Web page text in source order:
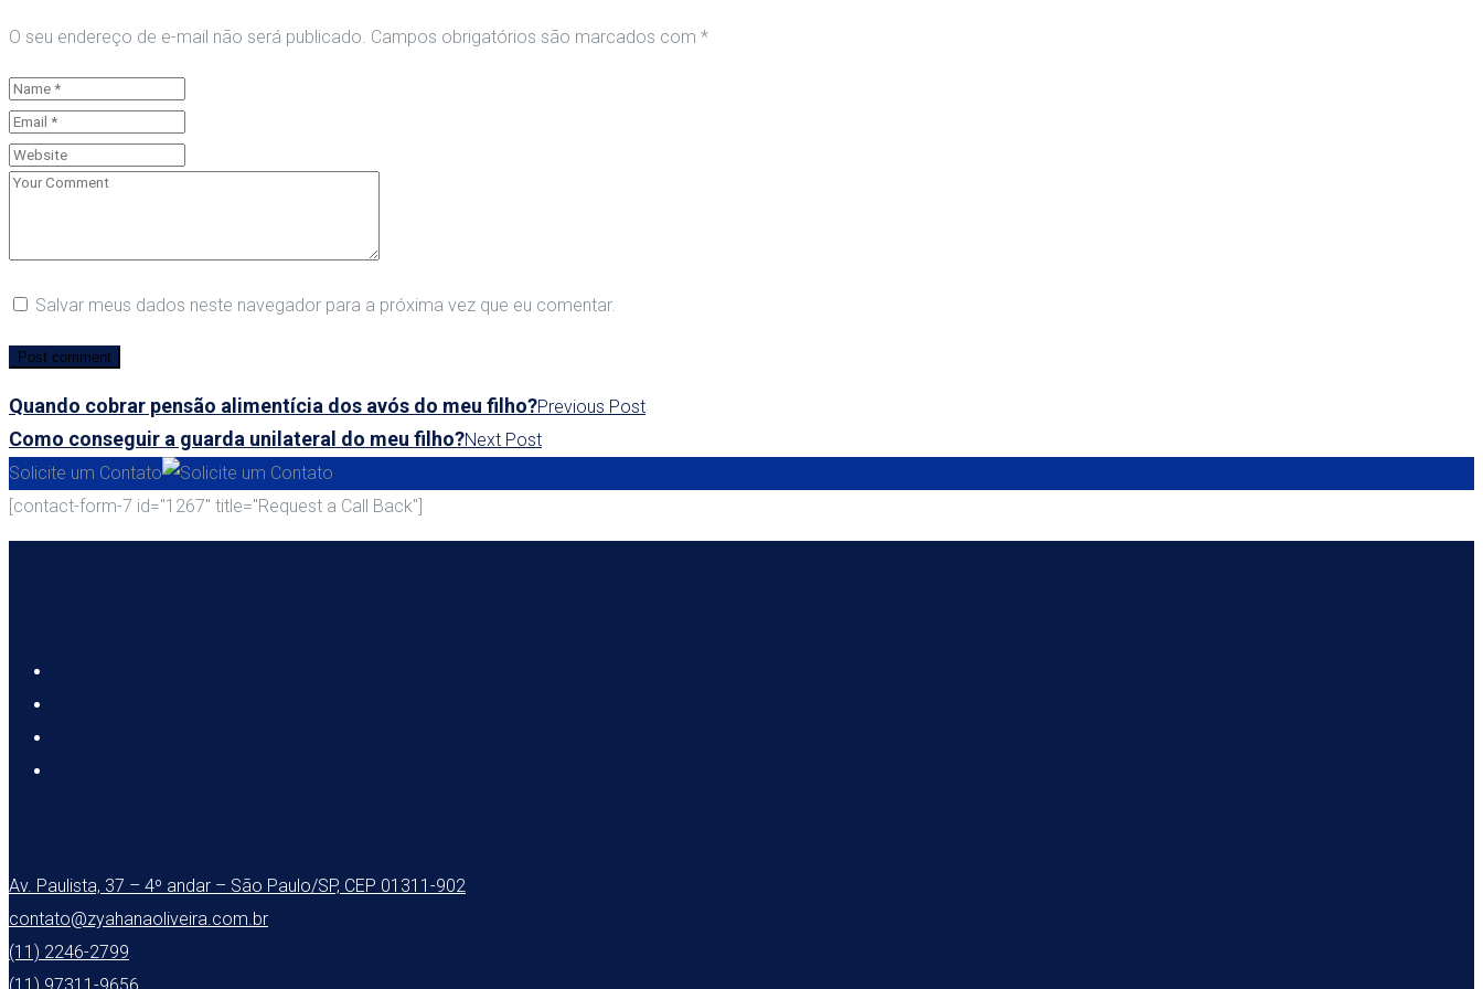
O seu endereço de e-mail não será publicado. Campos obrigatórios são marcados com *
Salvar meus dados neste navegador para a próxima vez que eu comentar.
Quando cobrar pensão alimentícia dos avós do meu filho?Previous Post
Como conseguir a guarda unilateral do meu filho?Next Post
Solicite um Contato
[contact-form-7 id="1267" title="Request a Call Back"]
Av. Paulista, 37 – 4º andar – São Paulo/SP, CEP 01311-902
contato@zyahanaoliveira.com.br
(11) 2246-2799
(11) 97311-9656